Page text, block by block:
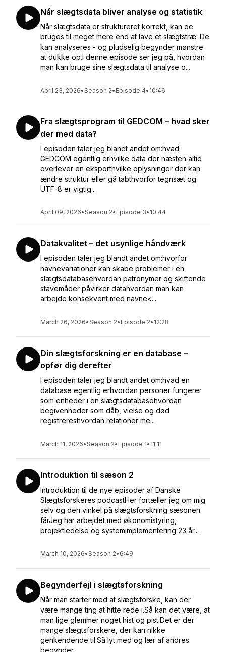
Når slægtsdata bliver analyse og statistik
Når slægtsdata er struktureret korrekt, kan de
bruges til meget mere end at lave et slægtstræ. De
kan analyseres - og pludselig begynder mønstre
at dukke op.I denne episode ser jeg på, hvordan
man kan bruge sine slægtsdata til analyse o...
April 23, 2026•Season 2• Episode 4• 10:46
Fra slægtsprogram til GEDCOM – hvad sker
der med data?
I episoden taler jeg blandt andet om:hvad
GEDCOM egentlig erhvilke data der næsten altid
overlever en eksporthvilke oplysninger der kan
ændre struktur eller gå tabthvorfor tegnsæt og
UTF-8 er vigtig...
April 09, 2026•Season 2• Episode 3• 10:44
Datakvalitet – det usynlige håndværk
I episoden taler jeg blandt andet om:hvorfor
navnevariationer kan skabe problemer i en
slægtsdatabasehvordan patronymer og skiftende
stavemåder påvirker datahvordan man kan
arbejde konsekvent med navne<...
March 26, 2026•Season 2• Episode 2• 12:28
Din slægtsforskning er en database –
opfør dig derefter
I episoden taler jeg blandt andet om:hvad en
database egentlig erhvordan personer fungerer
som enheder i en slægtsdatabasehvordan
begivenheder som dåb, vielse og død
registrereshvordan relationer me...
March 11, 2026•Season 2• Episode 1• 11:11
Introduktion til sæson 2
Introduktion til de nye episoder af Danske
Slægtsforskeres podcastHer fortæller jeg om mig
selv og den vinkel på slægtsforskning sæsonen
fårJeg har arbejdet med økonomistyring,
projektledelse og systemimplementering 23 år...
March 10, 2026•Season 2• 6:49
Begynderfejl i slægtsforskning
Når man starter med at slægtsforske, kan der
være mange ting at hitte rede i.Så kan det være, at
man lige glemmer noget hist og pist.Det er der
mange slægtsforskere, der kan nikke
genkendende til.Så lyt med og lær af andres
begynder...